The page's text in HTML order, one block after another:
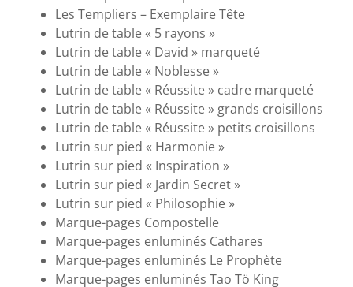
Les Templiers – Exemplaire Tête
Lutrin de table « 5 rayons »
Lutrin de table « David » marqueté
Lutrin de table « Noblesse »
Lutrin de table « Réussite » cadre marqueté
Lutrin de table « Réussite » grands croisillons
Lutrin de table « Réussite » petits croisillons
Lutrin sur pied « Harmonie »
Lutrin sur pied « Inspiration »
Lutrin sur pied « Jardin Secret »
Lutrin sur pied « Philosophie »
Marque-pages Compostelle
Marque-pages enluminés Cathares
Marque-pages enluminés Le Prophète
Marque-pages enluminés Tao Tö King